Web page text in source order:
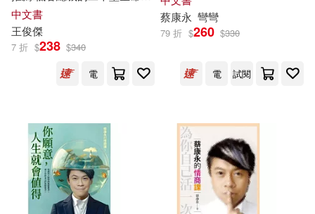
電子書
適合手機平板閱讀(8)
其他 (可複選)
現在可購買商品(24)
悟課
中文書
王俊傑
7 折 $238 $340
電
蔡康永 彎彎
79 折 $260 $330
電 試閱